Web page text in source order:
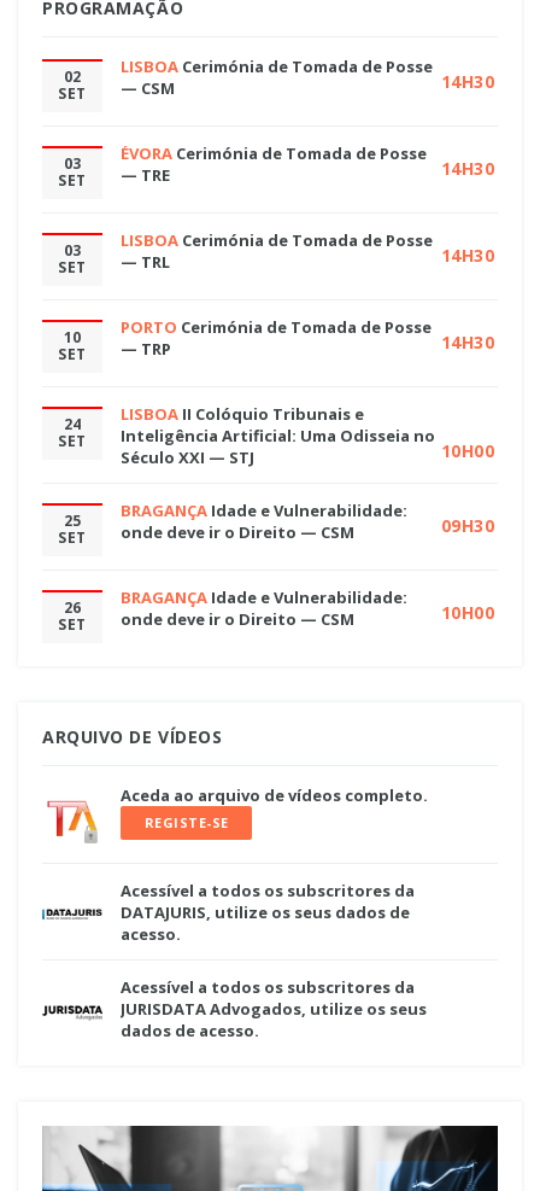
PROGRAMAÇÃO
02
SET
LISBOA Cerimónia de Tomada de Posse
— CSM
14H30
03
SET
ÉVORA Cerimónia de Tomada de Posse
— TRE
14H30
03
SET
LISBOA Cerimónia de Tomada de Posse
— TRL
14H30
10
SET
PORTO Cerimónia de Tomada de Posse
— TRP
14H30
24
SET
LISBOA II Colóquio Tribunais e
Inteligência Artificial: Uma Odisseia no
Século XXI — STJ
10H00
25
SET
BRAGANÇA Idade e Vulnerabilidade:
onde deve ir o Direito — CSM
09H30
26
SET
BRAGANÇA Idade e Vulnerabilidade:
onde deve ir o Direito — CSM
10H00
ARQUIVO DE VÍDEOS
Aceda ao arquivo de vídeos completo.
REGISTE-SE
Acessível a todos os subscritores da
DATAJURIS, utilize os seus dados de
acesso.
Acessível a todos os subscritores da
JURISDATA Advogados, utilize os seus
dados de acesso.